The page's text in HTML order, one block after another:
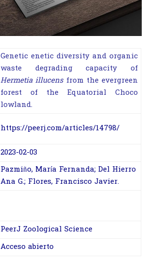
Genetic enetic diversity and organic
waste degrading capacity of
Hermetia illucensfrom the evergreen
forest of the Equatorial Choco
lowland.
https://peerj.com/articles/14798/
2023-02-03
Pazmiño, María Fernanda; Del Hierro
Ana G.; Flores, Francisco Javier.
PeerJ Zoological Science
Acceso abierto